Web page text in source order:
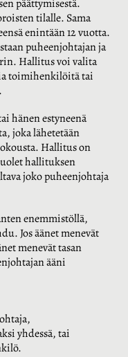
päättymisestä.
tilalle. Sama
enintään 12 vuotta.
puheenjohtajan ja
Hallitus voi valita
toimihenkilöitä tai
hänen estyneenä
joka lähetetään
Hallitus on
hallituksen
joko puheenjohtaja
enemmistöllä,
Jos äänet menevät
menevät tasan
ääni
yhdessä, tai